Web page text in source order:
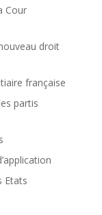
Cour
droit
française
partis
Etats